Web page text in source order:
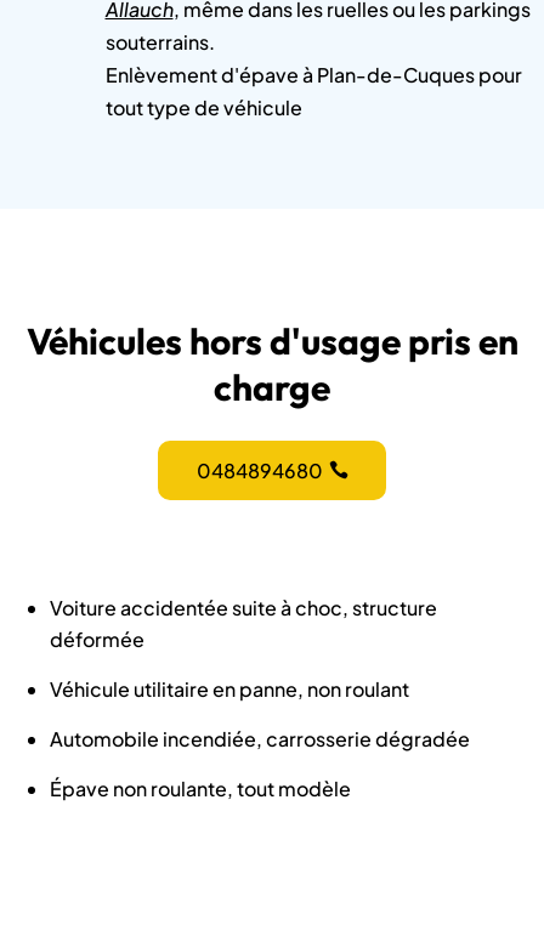
Allauch, même dans les ruelles ou les parkings
souterrains.
Enlèvement d'épave à Plan-de-Cuques pour
tout type de véhicule
Véhicules hors d'usage pris en
charge
0484894680
Voiture accidentée suite à choc, structure
déformée
Véhicule utilitaire en panne, non roulant
Automobile incendiée, carrosserie dégradée
Épave non roulante, tout modèle